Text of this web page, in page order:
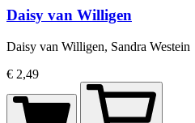
Daisy van Willigen
Daisy van Willigen, Sandra Westein
€ 2,49